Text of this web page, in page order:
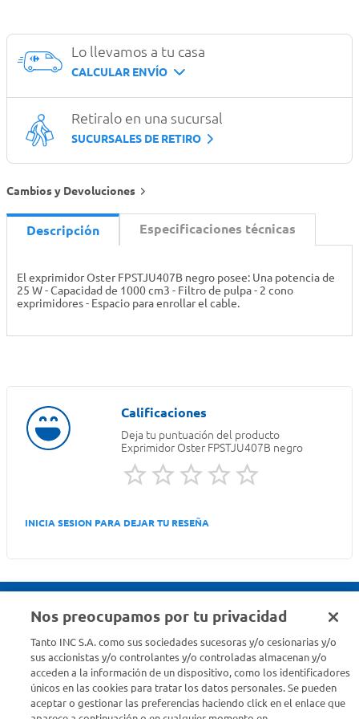
Lo llevamos a tu casa
CALCULAR ENVÍO
Retiralo en una sucursal
SUCURSALES DE RETIRO
Cambios y Devoluciones
Descripción Especificaciones técnicas
El exprimidor Oster FPSTJU407B negro posee: Una potencia de
25 W - Capacidad de 1000 cm3 - Filtro de pulpa - 2 cono
exprimidores - Espacio para enrollar el cable.
Deja tu puntuación del producto
Exprimidor Oster FPSTJU407B negro
INICIA SESION PARA DEJAR TU RESEÑA
Estamos para ayudarte
¿Tenés una consulta? Comunicate con nosotros acá
Nos preocupamos por tu privacidad
Tanto INC S.A. como sus sociedades sucesoras y/o cesionarias y/o
sus accionistas y/o controlantes y/o controladas almacenan y/o
acceden a la información de un dispositivo, como los identificadores
únicos en las cookies para tratar los datos personales. Se pueden
aceptar o gestionar las preferencias haciendo click en el enlace que